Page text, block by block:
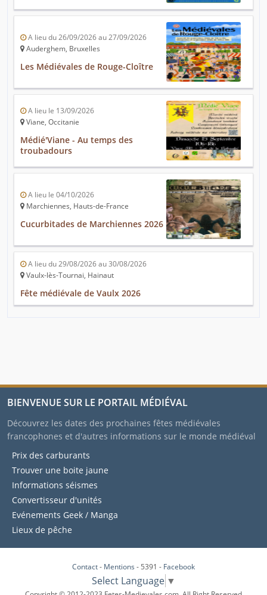
A lieu du 26/09/2026 au 27/09/2026
Auderghem, Bruxelles
Les Médiévales de Rouge-Cloître
A lieu le 13/09/2026
Viane, Occitanie
Médié'Viane - Au temps des
troubadours
A lieu le 04/10/2026
Marchiennes, Hauts-de-France
Cucurbitades de Marchiennes 2026
A lieu du 29/08/2026 au 30/08/2026
Vaulx-lès-Tournai, Hainaut
Fête médiévale de Vaulx 2026
BIENVENUE SUR LE PORTAIL MÉDIÉVAL
Découvrez les dates des prochaines fêtes médiévales
francophones et d'autres informations sur le monde médiéval
Prix des carburants
Trouver une boite jaune
Informations séismes
Convertisseur d'unités
Evénements Geek / Manga
Lieux de pêche
Contact- Mentions - 5391 - Facebook
Select Language ▼